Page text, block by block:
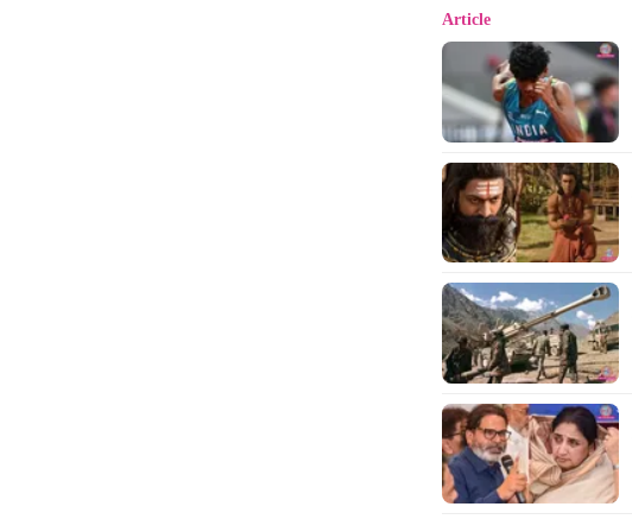
Article